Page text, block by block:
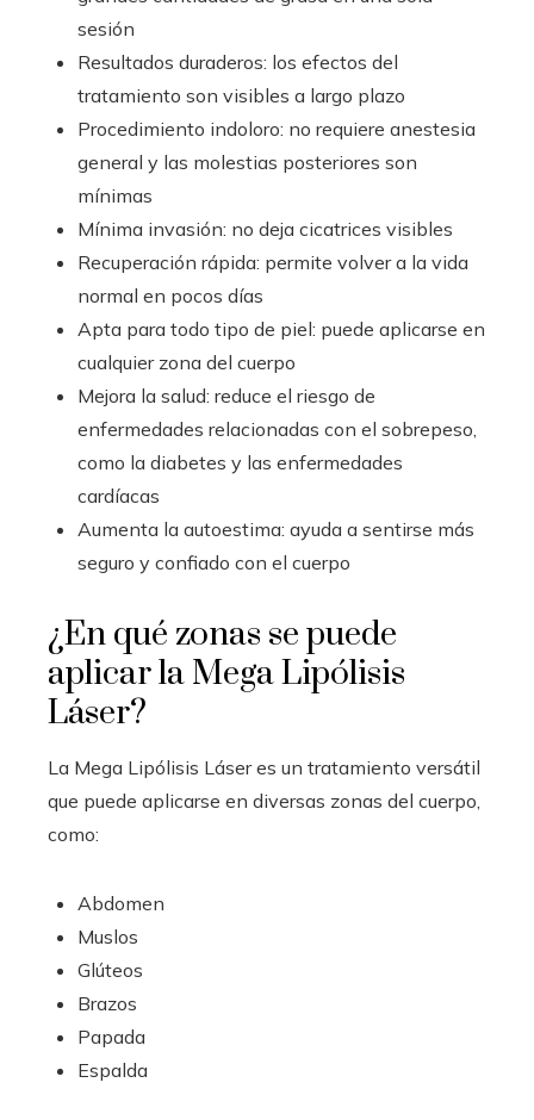
sesión
Resultados duraderos: los efectos del
tratamiento son visibles a largo plazo
Procedimiento indoloro: no requiere anestesia
general y las molestias posteriores son
mínimas
Mínima invasión: no deja cicatrices visibles
Recuperación rápida: permite volver a la vida
normal en pocos días
Apta para todo tipo de piel: puede aplicarse en
cualquier zona del cuerpo
Mejora la salud: reduce el riesgo de
enfermedades relacionadas con el sobrepeso,
como la diabetes y las enfermedades
cardíacas
Aumenta la autoestima: ayuda a sentirse más
seguro y confiado con el cuerpo
¿En qué zonas se puede
aplicar la Mega Lipólisis
Láser?
La Mega Lipólisis Láser es un tratamiento versátil
que puede aplicarse en diversas zonas del cuerpo,
como:
Abdomen
Muslos
Glúteos
Brazos
Papada
Espalda